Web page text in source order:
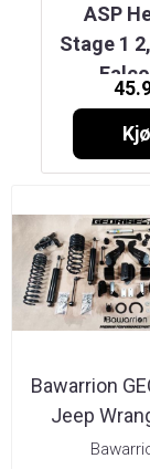
ASP
Stage 1
Bawarrion
Jeep